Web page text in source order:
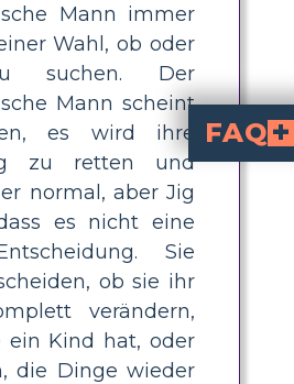
Mann immer
Wahl, ob oder
suchen. Der
Mann scheint
es wird ihre
zu retten und
normal, aber Jig
es nicht eine
Sie
ob sie ihr
verändern,
ein Kind hat, oder
die Dinge wieder
FAQ